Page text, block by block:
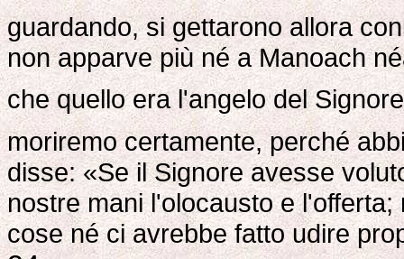
guardando, si gettarono allora
non apparve più né a Manoach
che quello era l'angelo del
moriremo certamente, perché
disse: «Se il Signore avesse
nostre mani l'olocausto e
cose né ci avrebbe fatto udire